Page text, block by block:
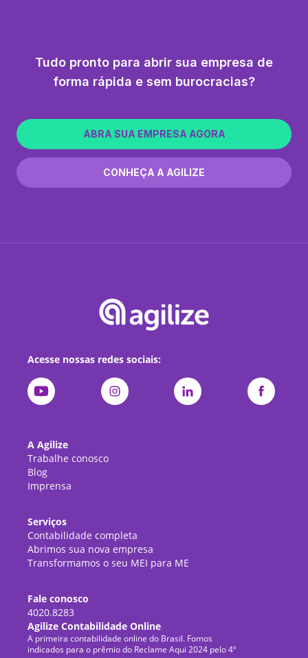
Tudo pronto para abrir sua empresa de
forma rápida e sem burocracias?
ABRA SUA EMPRESA AGORA
CONHEÇA A AGILIZE
Acesse nossas redes sociais:
A Agilize
Trabalhe conosco
Blog
Imprensa
Serviços
Contabilidade completa
Abrimos sua nova empresa
Transformamos o seu MEI para ME
Fale conosco
4020.8283
Agilize Contabilidade Online
A primeira contabilidade online do Brasil. Fomos
indicados para o prêmio do Reclame Aqui 2024 pelo 4º